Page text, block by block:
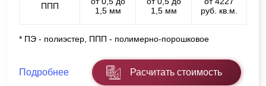
ППП
1,5 мм
1,5 мм
руб. кв.м.
* ПЭ - полиэстер, ППП - полимерно-порошковое
Подробнее Расчитать стоимость